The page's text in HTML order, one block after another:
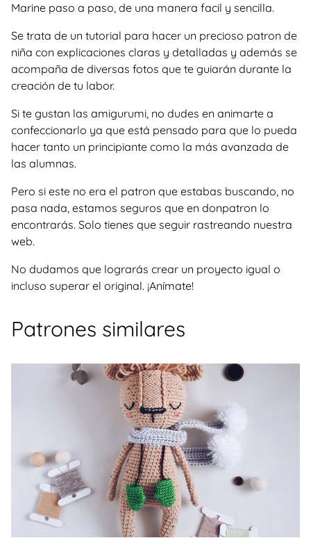
Marine paso a paso, de una manera facil y sencilla.
Se trata de un tutorial para hacer un precioso patron de
niña con explicaciones claras y detalladas y además se
acompaña de diversas fotos que te guiarán durante la
creación de tu labor.
Si te gustan las amigurumi, no dudes en animarte a
confeccionarlo ya que está pensado para que lo pueda
hacer tanto un principiante como la más avanzada de
las alumnas.
Pero si este no era el patron que estabas buscando, no
pasa nada, estamos seguros que en donpatron lo
encontrarás. Solo tienes que seguir rastreando nuestra
web.
No dudamos que lograrás crear un proyecto igual o
incluso superar el original. ¡Anímate!
Patrones similares